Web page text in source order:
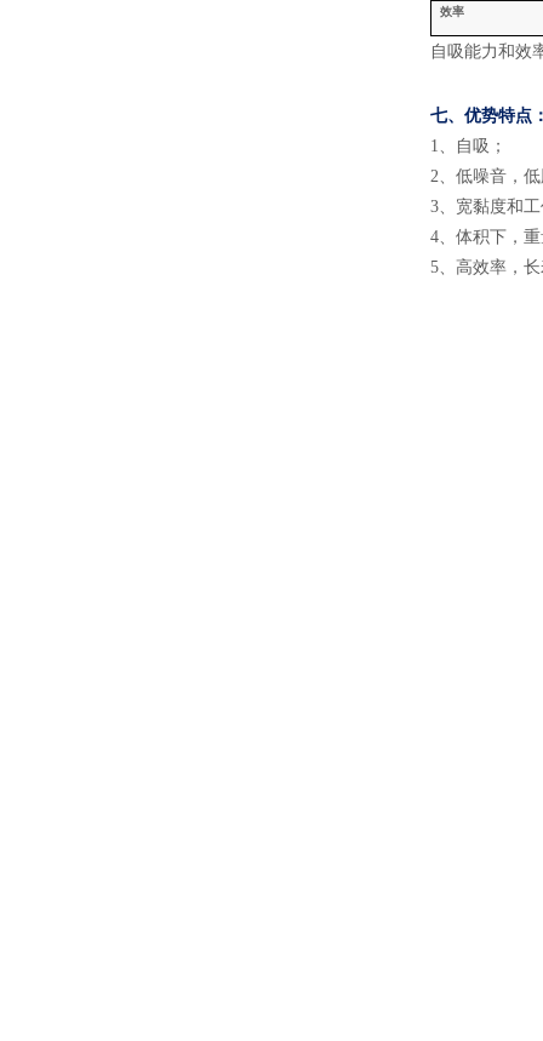
效率
自吸能力和效
七、 优势特点
1、 自吸 ；
2、 低噪音，
3、 宽黏度和
4、 体积下，
5、 高效率，